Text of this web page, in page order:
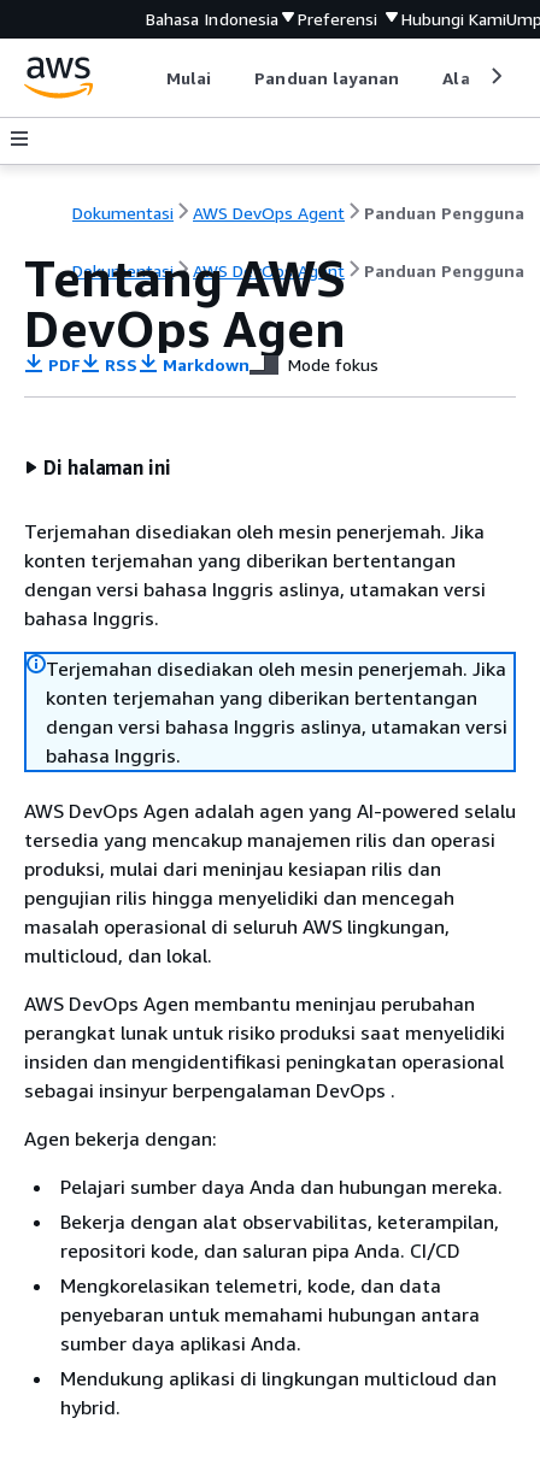
Bahasa Indonesia Preferensi Hubungi Kami
Mulai Panduan layanan Alat
Dokumentasi AWS DevOps Agent Panduan Pengguna
Dokumentasi AWS DevOps Agent Panduan Pengguna
Tentang AWS
DevOps Agen
PDF RSS Markdown Mode fokus
Di halaman ini
Terjemahan disediakan oleh mesin penerjemah. Jika
konten terjemahan yang diberikan bertentangan
dengan versi bahasa Inggris aslinya, utamakan versi
bahasa Inggris.
Terjemahan disediakan oleh mesin penerjemah. Jika
konten terjemahan yang diberikan bertentangan
dengan versi bahasa Inggris aslinya, utamakan versi
bahasa Inggris.
AWS DevOps Agen adalah agen yang AI-powered selalu
tersedia yang mencakup manajemen rilis dan operasi
produksi, mulai dari meninjau kesiapan rilis dan
pengujian rilis hingga menyelidiki dan mencegah
masalah operasional di seluruh AWS lingkungan,
multicloud, dan lokal.
AWS DevOps Agen membantu meninjau perubahan
perangkat lunak untuk risiko produksi saat menyelidiki
insiden dan mengidentifikasi peningkatan operasional
sebagai insinyur berpengalaman DevOps .
Agen bekerja dengan:
Pelajari sumber daya Anda dan hubungan mereka.
Bekerja dengan alat observabilitas, keterampilan,
repositori kode, dan saluran pipa Anda. CI/CD
Mengkorelasikan telemetri, kode, dan data
penyebaran untuk memahami hubungan antara
sumber daya aplikasi Anda.
Mendukung aplikasi di lingkungan multicloud dan
hybrid.